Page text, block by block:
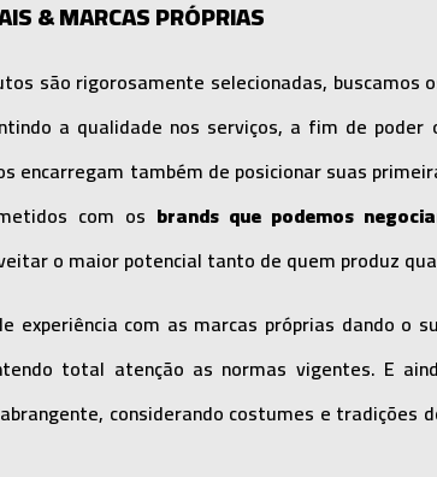
& MARCAS PRÓPRIAS
são rigorosamente selecionadas,
a qualidade nos serviços, a fim de
encarregam também de posicionar suas
com os brands que podemos
o maior potencial tanto de quem produz
experiência com as marcas próprias dando o
total atenção as normas vigentes. E
considerando costumes e